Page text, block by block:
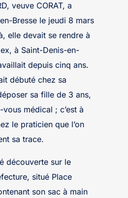
veuve CORAT, a
Bresse le jeudi 8 mars
elle devait se rendre à
à Saint-Denis-en-
depuis cinq ans.
débuté chez sa
sa fille de 3 ans,
vous médical ; c’est à
le praticien que l’on
sa trace.
découverte sur le
situé Place
son sac à main